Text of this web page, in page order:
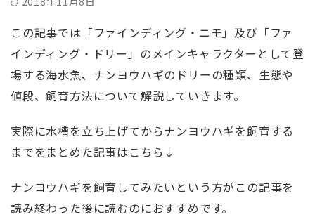
この記事では「ファインディング・ニモ」及び「ファ
インディング・ドリー」のメインキャラクターとして登
場する海水魚、ナンヨウハギのドリーの種類、生態や
値段、飼育方法について解説していきます。
実際に水槽を立ち上げてからナンヨウハギを飼育する
までをまとめた記事はこちら↓
ナンヨウハギを飼育してみたいという方がこの記事を
読み終わった後に読むのにおすすめです。